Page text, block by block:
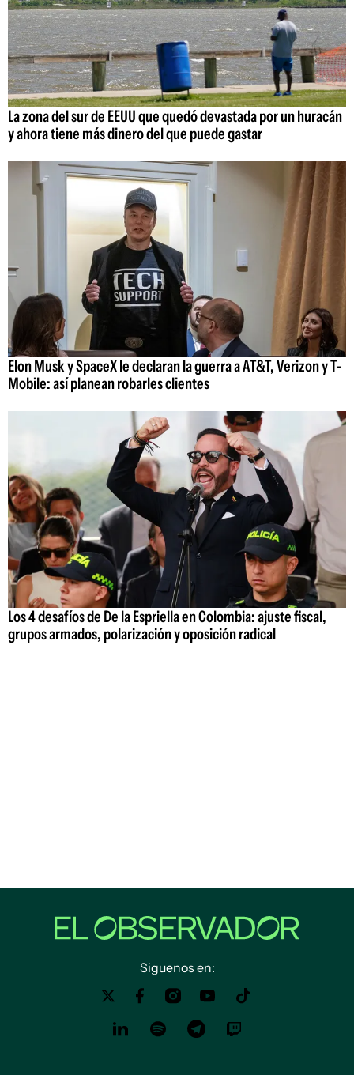
La zona del sur de EEUU que quedó devastada por un huracán
y ahora tiene más dinero del que puede gastar
Elon Musk y SpaceX le declaran la guerra a AT&T, Verizon y T-
Mobile: así planean robarles clientes
Los 4 desafíos de De la Espriella en Colombia: ajuste fiscal,
grupos armados, polarización y oposición radical
Siguenos en: